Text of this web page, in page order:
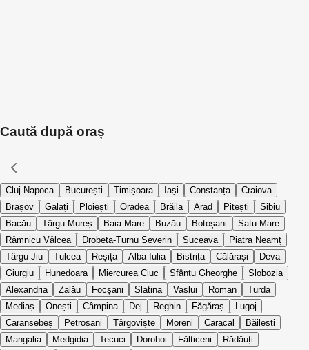
Caută după oraș
Cluj-Napoca București Timișoara Iași Constanța
Craiova
Brașov
Galați Ploiești Oradea Brăila Arad Pitești
Sibiu
Bacău
Târgu Mureș Baia Mare Buzău Botoșani
Satu Mare
Râmnicu Vâlcea
Drobeta-Turnu Severin Suceava
Piatra Neamț
Târgu Jiu
Tulcea Reșița Alba Iulia Bistrița Călărași
Deva
Giurgiu
Hunedoara Miercurea Ciuc Sfântu Gheorghe
Slobozia
Alexandria
Zalău Focșani Slatina Vaslui Roman
Turda
Mediaș
Onești Câmpina Dej Reghin Făgăraș
Lugoj
Caransebeș
Petroșani Târgoviște Moreni Caracal
Băilești
Mangalia
Medgidia Tecuci Dorohoi Fălticeni
Rădăuți